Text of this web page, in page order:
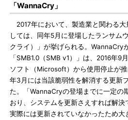
「WannaCry」
2017年において、製造業と関わる大
しては、同年5月に登場したランサム
クライ）」が挙げられる。WannaCry
「SMB1.0（SMB v1）」は、2016年9
ソフト（Microsoft）から使用停止が
年3月には当該脆弱性を解消する更新
た。「WannaCryの登場までに一定の
おり、システムを更新さえすれば解決
実際には更新されていなかったため大